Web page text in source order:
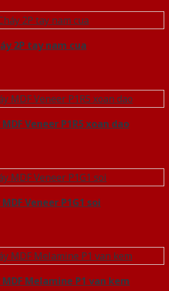
2P tay nam cua
Veneer P1R5 xoan dao
Veneer P1G1 soi
MDF Melamine P1 van kem